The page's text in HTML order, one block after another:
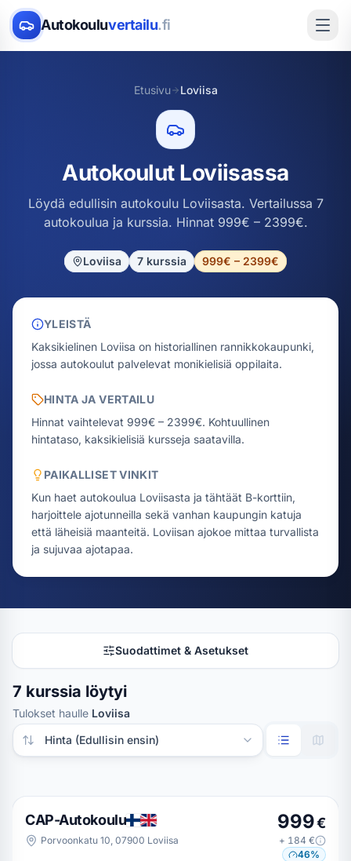
Autokouluvertailu.fi
Etusivu Loviisa
Autokoulut Loviisassa
Löydä edullisin autokoulu Loviisasta. Vertailussa 7
autokoulua ja kurssia. Hinnat 999€ – 2399€.
Loviisa 7 kurssia 999€ – 2399€
YLEISTÄ
Kaksikielinen Loviisa on historiallinen rannikkokaupunki,
jossa autokoulut palvelevat monikielisiä oppilaita.
HINTA JA VERTAILU
Hinnat vaihtelevat 999€ – 2399€. Kohtuullinen
hintataso, kaksikielisiä kursseja saatavilla.
PAIKALLISET VINKIT
Kun haet autokoulua Loviisasta ja tähtäät B-korttiin,
harjoittele ajotunneilla sekä vanhan kaupungin katuja
että läheisiä maanteitä. Loviisan ajokoe mittaa turvallista
ja sujuvaa ajotapaa.
Suodattimet & Asetukset
7 kurssia löytyi
Tulokset haulle Loviisa
Järjestä tulokset
CAP-Autokoulu
Porvoonkatu 10, 07900 Loviisa
999€
+ 184 €
46%